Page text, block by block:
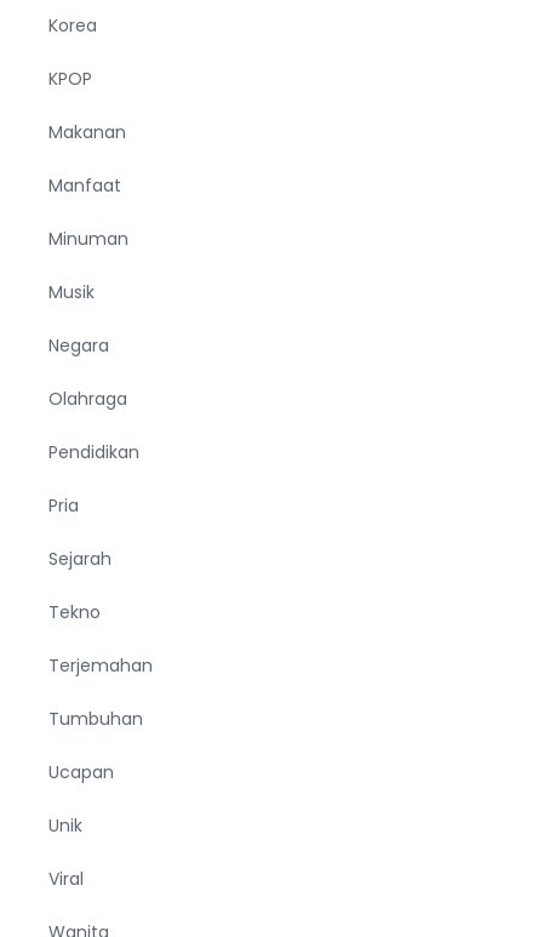
Korea
KPOP
Makanan
Manfaat
Minuman
Musik
Negara
Olahraga
Pendidikan
Pria
Sejarah
Tekno
Terjemahan
Tumbuhan
Ucapan
Unik
Viral
Wanita